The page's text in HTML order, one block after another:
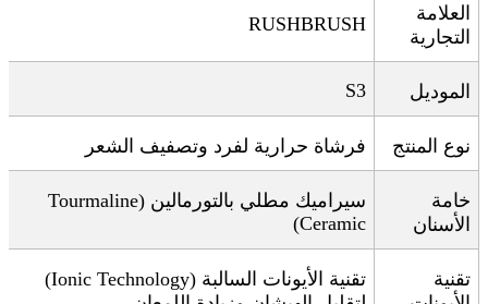
العلامة
التجارية
RUSHBRUSH
الموديل S3
نوع المنتج فرشاة حرارية لفرد وتصفيف الشعر
خامة
الأسنان
سيراميك مطلي بالتورمالين
(Tourmaline
Ceramic)
تقنية
تقنية الأيونات السالبة (Ionic Technology)